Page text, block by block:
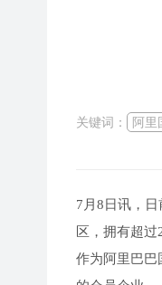
关键词： 阿里
7月8日讯，日
区，拥有超过
作为阿里巴巴